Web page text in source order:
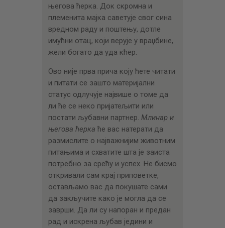
његова ћерка. Док скромна и
племенита мајка саветује свог сина
вредном раду и поштењу, дотле
имућни отац, који верује у враџбине,
жели богато да уда кћер.
Ово није прва прича коју ћете читати
и питати се зашто материјални
статус одлучује највише о томе да
ли ће се неко пријатељити или
постати љубавни партнер. Млинар и
његова ћерка ће вас натерати да
размислите о најважнијим животним
питањима и схватите шта је заиста
потребно за срећу и успех. Не бисмо
откривали сам крај приповетке,
остављамо вас да покушате сами
да закључите како је могла да се
заврши. Да ли су напоран и предан
рад и искрена љубав једини и